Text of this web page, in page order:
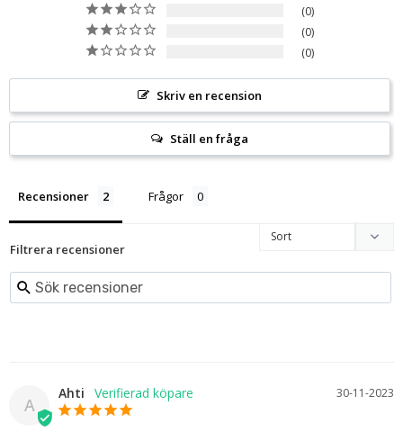
0
0
0
Skriv en recension
Ställ en fråga
Recensioner Frågor
Filtrera recensioner
A
30-11-2023
Ahti